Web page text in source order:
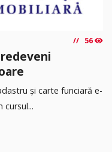
56
și carte funciară e-
cursul...